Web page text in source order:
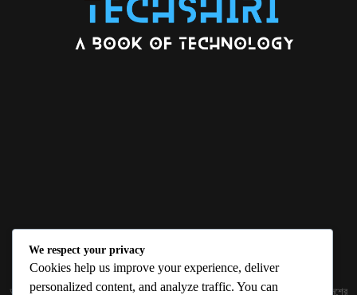
ABOUT US
জ্ঞান বিজ্ঞানের উৎকর্ষ আমাদের প্রভাবিত করে। আলোকিত করে। সেই আলো কে ধারণ কর দেশ ও বিদেশের
We respect your privacy
Cookies help us improve your experience, deliver
personalized content, and analyze traffic. You can